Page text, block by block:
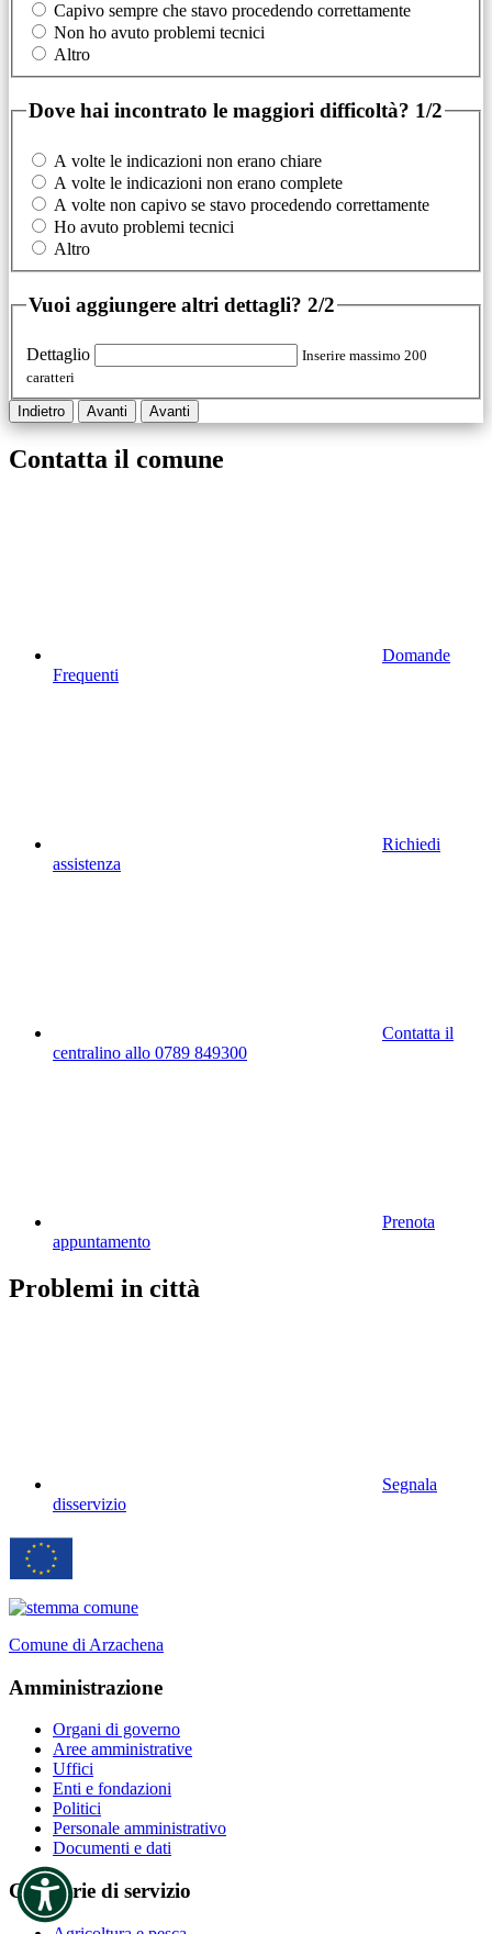
Capivo sempre che stavo procedendo correttamente
Non ho avuto problemi tecnici
Altro
Dove hai incontrato le maggiori difficoltà? 1/2
A volte le indicazioni non erano chiare
A volte le indicazioni non erano complete
A volte non capivo se stavo procedendo correttamente
Ho avuto problemi tecnici
Altro
Vuoi aggiungere altri dettagli? 2/2
Dettaglio
Inserire massimo 200
caratteri
Indietro Avanti Avanti
Contatta il comune
Domande
Frequenti
Richiedi
assistenza
Contatta il
centralino allo 0789 849300
Prenota
appuntamento
Problemi in città
Segnala
disservizio
Comune di Arzachena
Amministrazione
Organi di governo
Aree amministrative
Uffici
Enti e fondazioni
Politici
Personale amministrativo
Documenti e dati
Categorie di servizio